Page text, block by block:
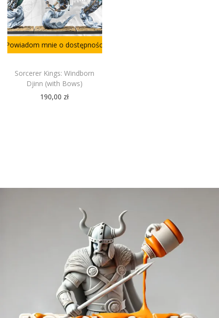
Powiadom mnie o dostępności
Sorcerer Kings: Windborn
Djinn (with Bows)
190,00 zł